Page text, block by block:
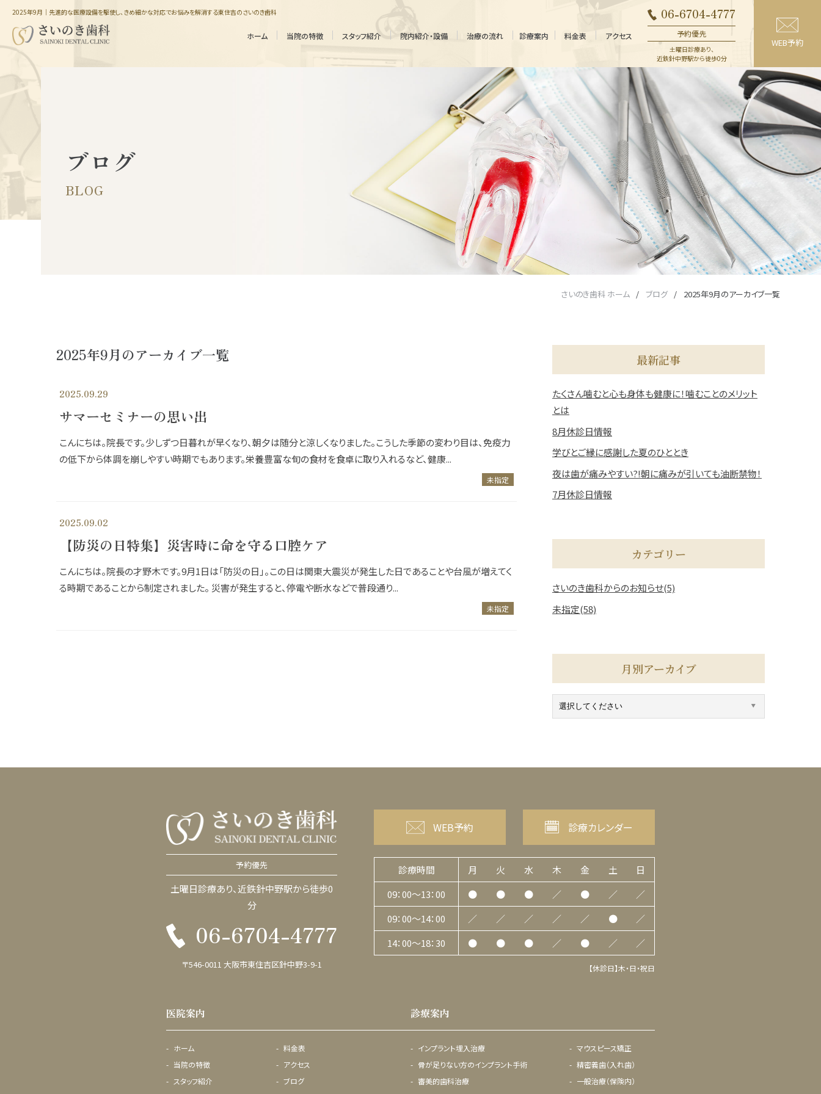
2025年9月｜先進的な医療設備を駆使し、きめ細かな対応でお悩みを解消する東住吉のさいのき歯科
ホーム 当院の特徴 スタッフ紹介 院内紹介・設備 治療の流れ 診療案内
インプラント
マウスピース
精密義歯
（入れ歯）
一般治療
（保険内）
料金表 アクセス
06-6704-4777
予約優先
土曜日診療あり、
近鉄針中野駅から徒歩0分
WEB予約
ブログ
BLOG
さいのき歯科 ホーム ブログ 2025年9月のアーカイブ一覧
2025年9月のアーカイブ一覧
2025.09.29
サマーセミナーの思い出
こんにちは。院長です。少しずつ日暮れが早くなり、朝夕は随分と涼しくなりました。こうした季節の変わり目は、免疫力
の低下から体調を崩しやすい時期でもあります。栄養豊富な旬の食材を食卓に取り入れるなど、健康...
未指定
2025.09.02
【防災の日特集】災害時に命を守る口腔ケア
こんにちは。院長の才野木です。9月1日は「防災の日」。この日は関東大震災が発生した日であることや台風が増えてく
る時期であることから制定されました。 災害が発生すると、停電や断水などで普段通り...
未指定
最新記事
たくさん噛むと心も身体も健康に！噛むことのメリット
とは
8月休診日情報
学びとご縁に感謝した夏のひととき
夜は歯が痛みやすい?!朝に痛みが引いても油断禁物！
7月休診日情報
カテゴリー
さいのき歯科からのお知らせ(5)
未指定(58)
月別アーカイブ
予約優先
土曜日診療あり、近鉄針中野駅から徒歩0
分
06-6704-4777
〒546-0011 大阪市東住吉区針中野3-9-1
WEB予約 診療カレンダー
診療時間 月 火 水 木 金 土
日
09：00〜13：00
● ● ● ／ ● ／
／
09：00〜14：00
／ ／ ／ ／ ／ ●
／
14：00〜18：30
● ● ● ／ ● ／ ／
【休診日】木・日・祝日
医院案内
ホーム
料金表
当院の特徴
アクセス
スタッフ紹介
ブログ
診療案内
インプラント埋入治療
マウスピース矯正
骨が足りない方のインプラント手術
精密義歯（入れ歯）
審美的歯科治療
一般治療（保険内）